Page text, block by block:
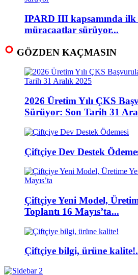
IPARD III kapsamında ilk
müracaatlar sürüyor...
GÖZDEN KAÇMASIN
2026 Üretim Yılı ÇKS
Sürüyor: Son Tarih 31
Çiftçiye Dev Destek
Çiftçiye Yeni Model,
Toplantı 16 Mayıs’ta...
Çiftçiye bilgi, ürüne